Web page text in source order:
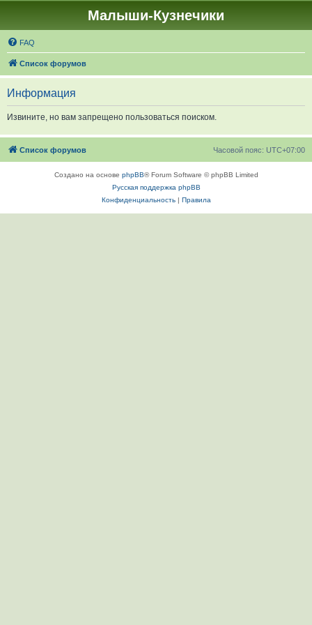
Малыши-Кузнечики
FAQ
Список форумов
Информация
Извините, но вам запрещено пользоваться поиском.
Список форумов Часовой пояс: UTC+07:00
Создано на основе phpBB® Forum Software © phpBB Limited
Русская поддержка phpBB
Конфиденциальность| Правила